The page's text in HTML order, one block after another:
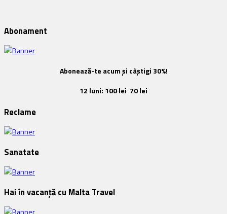
Abonament
Abonează-te acum și câștigi 30%!
12 luni:100 lei 70 lei
Reclame
Sanatate
Hai în vacanță cu Malta Travel